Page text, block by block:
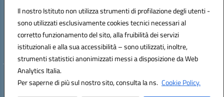
Il nostro Istituto non utilizza strumenti di profilazione degli utenti -
sono utilizzati esclusivamente cookies tecnici necessari al
corretto funzionamento del sito, alla fruibilità dei servizi
istituzionali e alla sua accessibilità – sono utilizzati, inoltre,
strumenti statistici anonimizzati messi a disposizione da Web
Analytics Italia.
Per saperne di più sul nostro sito, consulta la ns. Cookie Policy.
Codice fiscale: 93081990611
Codice meccanografico:CEIC86700D
Codice Indice delle Pubbliche Amministrazioni (IPA): istsc_ceic86700d
Codice unico di fatturazione (CUF): XLWGV9
Hosting & Powered by 3D Solution S.r.l.
Concept & Design by Designers Italia